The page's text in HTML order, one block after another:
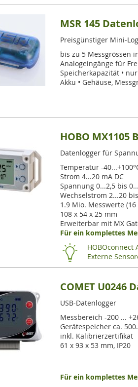
MSR 145
Preisgünstiger Mini-
bis zu 5 Messgrössen
Analogeingänge für
Speicherkapazität •
Akku • Gehäuse,
HOBO MX1105
Datenlogger für
Temperatur -
Strom 4...20 mA DC
Spannung 0...2,5 bis
Wechselstrom 2...20
1.9 Mio. Messwerte
108 x 54 x 25 mm
Erweiterbar mit MX
Für ein komplettes
HOBOconnect
Externe
COMET U0246
USB-Datenlogger
Messbereich -200 ...
Gerätespeicher ca.
inkl. Kalibrierzertifikat
61 x 93 x 53 mm, IP20
Für ein komplettes